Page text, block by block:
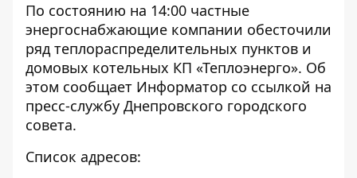
По состоянию на 14:00 частные
энергоснабжающие компании обесточили
ряд теплораспределительных пунктов и
домовых котельных КП «Теплоэнерго». Об
этом сообщает Информатор со ссылкой на
пресс-службу Днепровского городского
совета.
Список адресов: